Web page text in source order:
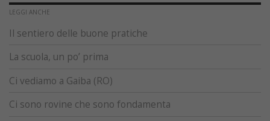
LEGGI ANCHE
Il sentiero delle buone pratiche
La scuola, un po’ prima
Ci vediamo a Gaiba (RO)
Ci sono rovine che sono fondamenta